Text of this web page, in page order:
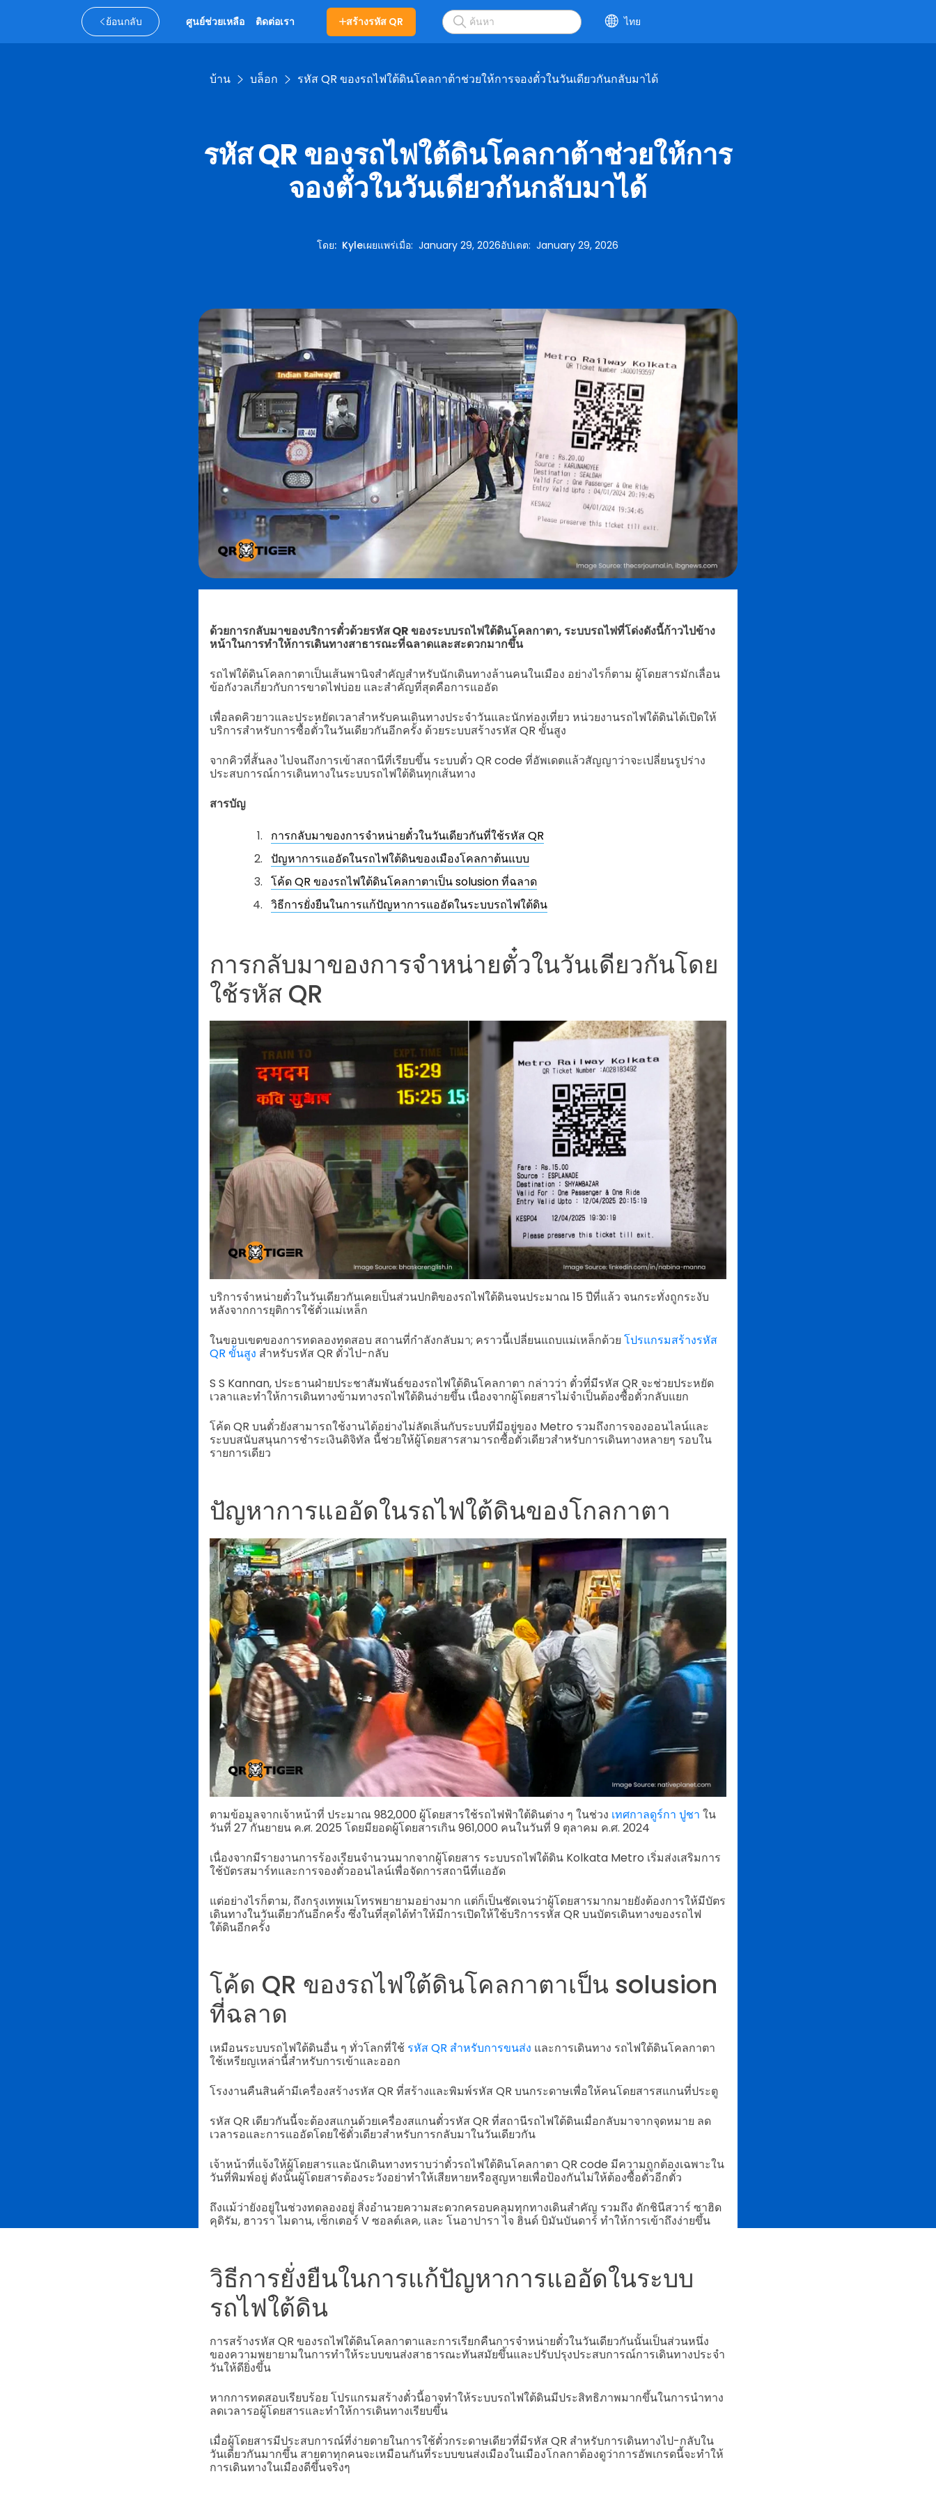
ย้อนกลับ ศูนย์ช่วยเหลือ ติดต่อเรา สร้างรหัส QR ไทย
บ้าน บล็อก รหัส QR ของรถไฟใต้ดินโคลกาต้าช่วยให้การจองตั๋วในวันเดียวกันกลับมาได้
รหัส QR ของรถไฟใต้ดินโคลกาต้าช่วยให้การ
จองตั๋วในวันเดียวกันกลับมาได้
โดย: Kyleเผยแพร่เมื่อ:January 29, 2026อัปเดต:January 29, 2026
ด้วยการกลับมาของบริการตั๋วด้วยรหัส QR ของระบบรถไฟใต้ดินโคลกาตา, ระบบรถไฟที่โด่งดังนี้ก้าวไปข้าง
หน้าในการทำให้การเดินทางสาธารณะที่ฉลาดและสะดวกมากขึ้น
รถไฟใต้ดินโคลกาตาเป็นเส้นพานิจสำคัญสำหรับนักเดินทางล้านคนในเมือง อย่างไรก็ตาม ผู้โดยสารมักเลื่อน
ข้อกังวลเกี่ยวกับการขาดไฟบ่อย และสำคัญที่สุดคือการแออัด
เพื่อลดคิวยาวและประหยัดเวลาสำหรับคนเดินทางประจำวันและนักท่องเที่ยว หน่วยงานรถไฟใต้ดินได้เปิดให้
บริการสำหรับการซื้อตั๋วในวันเดียวกันอีกครั้ง ด้วยระบบสร้างรหัส QR ขั้นสูง
จากคิวที่สั้นลง ไปจนถึงการเข้าสถานีที่เรียบขึ้น ระบบตั๋ว QR code ที่อัพเดตแล้วสัญญาว่าจะเปลี่ยนรูปร่าง
ประสบการณ์การเดินทางในระบบรถไฟใต้ดินทุกเส้นทาง
สารบัญ
การกลับมาของการจำหน่ายตั๋วในวันเดียวกันที่ใช้รหัส QR
ปัญหาการแออัดในรถไฟใต้ดินของเมืองโคลกาต้นแบบ
โค้ด QR ของรถไฟใต้ดินโคลกาตาเป็น solusion ที่ฉลาด
วิธีการยั่งยืนในการแก้ปัญหาการแออัดในระบบรถไฟใต้ดิน
การกลับมาของการจำหน่ายตั๋วในวันเดียวกันโดย
ใช้รหัส QR
บริการจำหน่ายตั๋วในวันเดียวกันเคยเป็นส่วนปกติของรถไฟใต้ดินจนประมาณ 15 ปีที่แล้ว จนกระทั่งถูกระงับ
หลังจากการยุติการใช้ตั๋วแม่เหล็ก
ในขอบเขตของการทดลองทดสอบ สถานที่กำลังกลับมา; คราวนี้เปลี่ยนแถบแม่เหล็กด้วย โปรแกรมสร้างรหัส
QR ขั้นสูง สำหรับรหัส QR ตั๋วไป-กลับ
S S Kannan, ประธานฝ่ายประชาสัมพันธ์ของรถไฟใต้ดินโคลกาตา กล่าวว่า ตั๋วที่มีรหัส QR จะช่วยประหยัด
เวลาและทำให้การเดินทางข้ามทางรถไฟใต้ดินง่ายขึ้น เนื่องจากผู้โดยสารไม่จำเป็นต้องซื้อตั๋วกลับแยก
โค้ด QR บนตั๋วยังสามารถใช้งานได้อย่างไม่ลัดเลิ่นกับระบบที่มีอยู่ของ Metro รวมถึงการจองออนไลน์และ
ระบบสนับสนุนการชำระเงินดิจิทัล นี้ช่วยให้ผู้โดยสารสามารถซื้อตั๋วเดียวสำหรับการเดินทางหลายๆ รอบใน
รายการเดียว
ปัญหาการแออัดในรถไฟใต้ดินของโกลกาตา
ตามข้อมูลจากเจ้าหน้าที่ ประมาณ 982,000 ผู้โดยสารใช้รถไฟฟ้าใต้ดินต่าง ๆ ในช่วง เทศกาลดูร์กา ปูชา ใน
วันที่ 27 กันยายน ค.ศ. 2025 โดยมียอดผู้โดยสารเกิน 961,000 คนในวันที่ 9 ตุลาคม ค.ศ. 2024
เนื่องจากมีรายงานการร้องเรียนจำนวนมากจากผู้โดยสาร ระบบรถไฟใต้ดิน Kolkata Metro เริ่มส่งเสริมการ
ใช้บัตรสมาร์ทและการจองตั๋วออนไลน์เพื่อจัดการสถานีที่แออัด
แต่อย่างไรก็ตาม, ถึงกรุงเทพเมโทรพยายามอย่างมาก แต่ก็เป็นชัดเจนว่าผู้โดยสารมากมายยังต้องการให้มีบัตร
เดินทางในวันเดียวกันอีกครั้ง ซึ่งในที่สุดได้ทำให้มีการเปิดให้ใช้บริการรหัส QR บนบัตรเดินทางของรถไฟ
ใต้ดินอีกครั้ง
โค้ด QR ของรถไฟใต้ดินโคลกาตาเป็น solusion
ที่ฉลาด
เหมือนระบบรถไฟใต้ดินอื่น ๆ ทั่วโลกที่ใช้ รหัส QR สำหรับการขนส่ง และการเดินทาง รถไฟใต้ดินโคลกาตา
ใช้เหรียญเหล่านี้สำหรับการเข้าและออก
โรงงานคืนสินค้ามีเครื่องสร้างรหัส QR ที่สร้างและพิมพ์รหัส QR บนกระดาษเพื่อให้คนโดยสารสแกนที่ประตู
รหัส QR เดียวกันนี้จะต้องสแกนด้วยเครื่องสแกนตั๋วรหัส QR ที่สถานีรถไฟใต้ดินเมื่อกลับมาจากจุดหมาย ลด
เวลารอและการแออัดโดยใช้ตั๋วเดียวสำหรับการกลับมาในวันเดียวกัน
เจ้าหน้าที่แจ้งให้ผู้โดยสารและนักเดินทางทราบว่าตั๋วรถไฟใต้ดินโคลกาตา QR code มีความถูกต้องเฉพาะใน
วันที่พิมพ์อยู่ ดังนั้นผู้โดยสารต้องระวังอย่าทำให้เสียหายหรือสูญหายเพื่อป้องกันไม่ให้ต้องซื้อตั๋วอีกตั๋ว
ถึงแม้ว่ายังอยู่ในช่วงทดลองอยู่ สิ่งอำนวยความสะดวกครอบคลุมทุกทางเดินสำคัญ รวมถึง ดักชินีสวาร์ ซาฮิด
คุดิรัม, ฮาวรา ไมดาน, เซ็กเตอร์ V ซอลต์เลค, และ โนอาปารา ไจ ฮินด์ บิมันบันดาร์ ทำให้การเข้าถึงง่ายขึ้น
วิธีการยั่งยืนในการแก้ปัญหาการแออัดในระบบ
รถไฟใต้ดิน
การสร้างรหัส QR ของรถไฟใต้ดินโคลกาตาและการเรียกคืนการจำหน่ายตั๋วในวันเดียวกันนั้นเป็นส่วนหนึ่ง
ของความพยายามในการทำให้ระบบขนส่งสาธารณะทันสมัยขึ้นและปรับปรุงประสบการณ์การเดินทางประจำ
วันให้ดียิ่งขึ้น
หากการทดสอบเรียบร้อย โปรแกรมสร้างตั๋วนี้อาจทำให้ระบบรถไฟใต้ดินมีประสิทธิภาพมากขึ้นในการนำทาง
ลดเวลารอผู้โดยสารและทำให้การเดินทางเรียบขึ้น
เมื่อผู้โดยสารมีประสบการณ์ที่ง่ายดายในการใช้ตั๋วกระดาษเดียวที่มีรหัส QR สำหรับการเดินทางไป-กลับใน
วันเดียวกันมากขึ้น สายตาทุกคนจะเหมือนกันที่ระบบขนส่งเมืองในเมืองโกลกาต้องดูว่าการอัพเกรดนี้จะทำให้
การเดินทางในเมืองดีขึ้นจริงๆ